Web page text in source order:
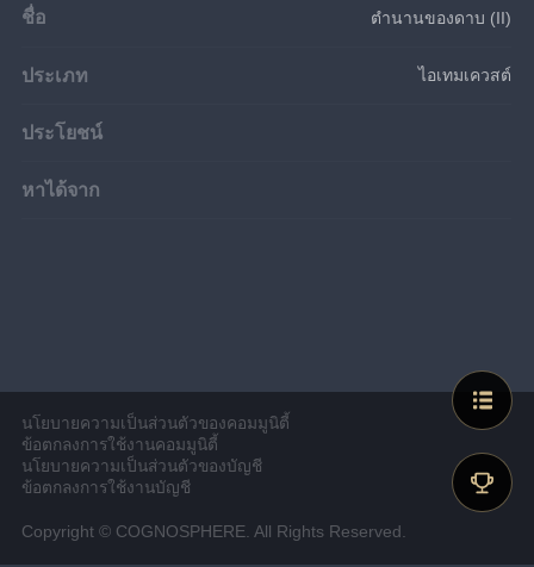
ชื่อ ตำนานของดาบ (II)
ประเภท ไอเทมเควสต์
ประโยชน์
หาได้จาก
นโยบายความเป็นส่วนตัวของคอมมูนิตี้
ข้อตกลงการใช้งานคอมมูนิตี้
นโยบายความเป็นส่วนตัวของบัญชี
ข้อตกลงการใช้งานบัญชี
Copyright © COGNOSPHERE. All Rights Reserved.